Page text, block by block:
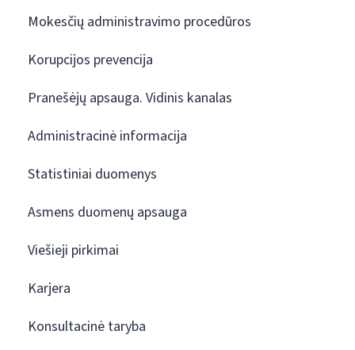
Mokesčių administravimo procedūros
Korupcijos prevencija
Pranešėjų apsauga. Vidinis kanalas
Administracinė informacija
Statistiniai duomenys
Asmens duomenų apsauga
Viešieji pirkimai
Karjera
Konsultacinė taryba